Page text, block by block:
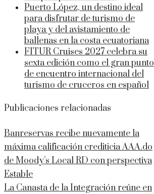
Puerto López, un destino ideal
para disfrutar de turismo de
playa y del avistamiento de
ballenas en la costa ecuatoriana
FITUR Cruises 2027 celebra su
sexta edición como el gran punto
de encuentro internacional del
turismo de cruceros en español
Publicaciones relacionadas
Banreservas recibe nuevamente la
máxima calificación crediticia AAA.do
de Moody’s Local RD con perspectiva
Estable
La Canasta de la Integración reúne en